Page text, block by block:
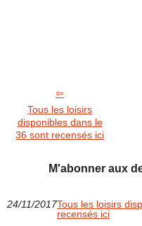
Tous les loisirs
disponibles dans le
36 sont recensés ici
M'abonner aux
24/11/2017Tous les loisirs
recensés ici